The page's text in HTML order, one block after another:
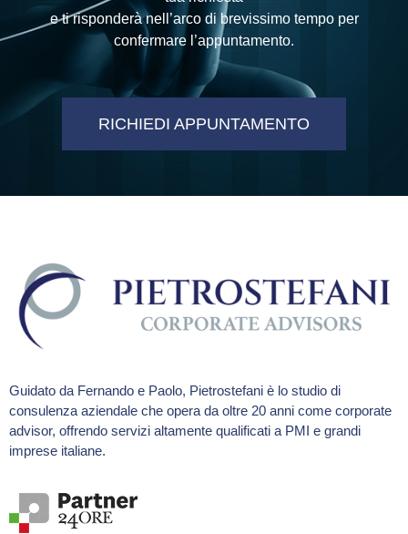
e ti risponderà nell’arco di brevissimo tempo per
confermare l’appuntamento.
RICHIEDI APPUNTAMENTO
Guidato da Fernando e Paolo, Pietrostefani è lo studio di
consulenza aziendale che opera da oltre 20 anni come corporate
advisor, offrendo servizi altamente qualificati a PMI e grandi
imprese italiane.